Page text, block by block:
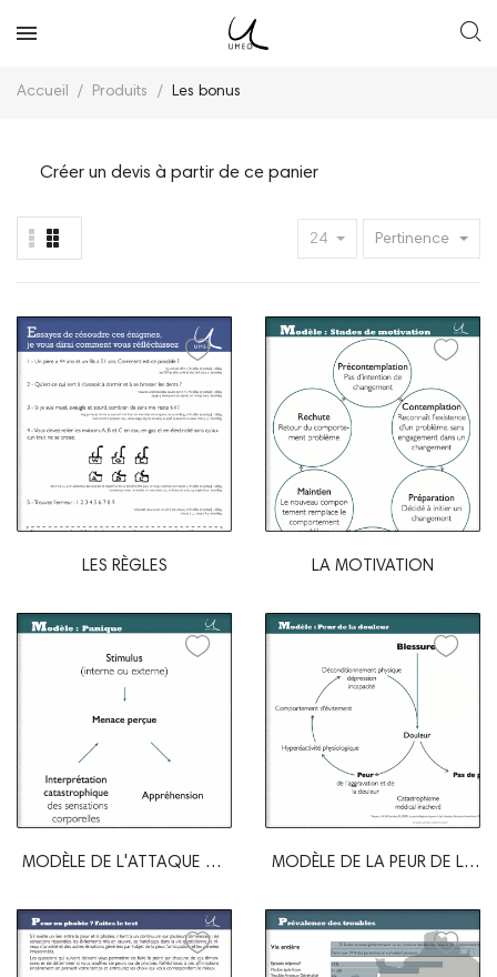
Accueil Produits Les bonus
Créer un devis à partir de ce panier
24 Pertinence
LES RÈGLES LA MOTIVATION
MODÈLE DE L'ATTAQUE DE
MODÈLE DE LA PEUR DE LA